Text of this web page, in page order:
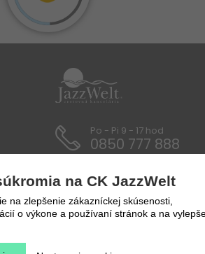
Po - Pi 9 - 17 hod
0850 777 888
na CK JazzWelt
na zlepšenie zákazníckej skúsenosti,
o výkone a používaní stránok a na